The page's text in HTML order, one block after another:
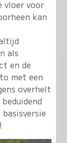
vloer voor
kan
als
en de
met een
overhelt